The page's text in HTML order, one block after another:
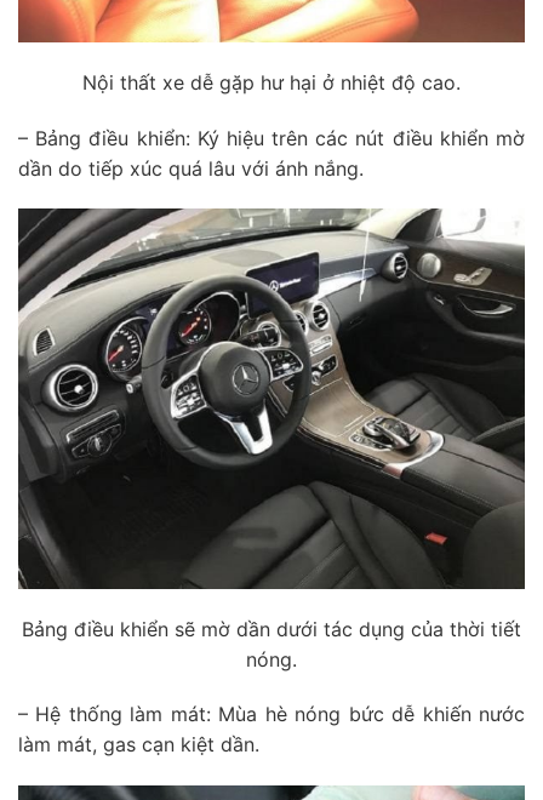
Nội thất xe dễ gặp hư hại ở nhiệt độ cao.
– Bảng điều khiển: Ký hiệu trên các nút điều khiển mờ
dần do tiếp xúc quá lâu với ánh nắng.
Bảng điều khiển sẽ mờ dần dưới tác dụng của thời tiết
nóng.
– Hệ thống làm mát: Mùa hè nóng bức dễ khiến nước
làm mát, gas cạn kiệt dần.